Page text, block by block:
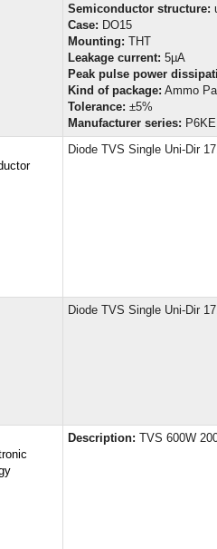
Semiconductor structure:
Case: DO15
Mounting: THT
Leakage current: 5µA
Peak pulse power
Kind of package: Ammo
Tolerance: ±5%
Manufacturer series: P6KE
Diode TVS Single Uni-Dir
Diode TVS Single Uni-Dir
Description: TVS 600W